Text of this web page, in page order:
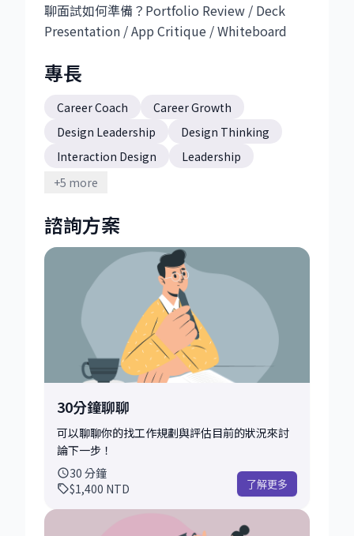
聊面試如何準備？Portfolio Review / Deck
Presentation / App Critique / Whiteboard
專長
Career Coach
Career Growth
Design Leadership
Design Thinking
Interaction Design
Leadership
Product Design
+5 more
諮詢方案
30分鐘聊聊
可以聊聊你的找工作規劃與評估目前的狀況來討
論下一步！
30 分鐘
$1,400 NTD 了解更多